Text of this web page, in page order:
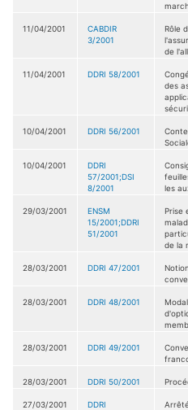
11/04/2001
CABDIR
3/2001
Rôle
de
11/04/2001 DDRI 58/2001
des
10/04/2001 DDRI 56/2001
10/04/2001
DDRI
57/2001;DSI
8/2001
les
29/03/2001
ENSM
15/2001;DDRI
51/2001
Prise
de la
28/03/2001 DDRI 47/2001
28/03/2001 DDRI 48/2001
28/03/2001 DDRI 49/2001
28/03/2001 DDRI 50/2001
27/03/2001
DDRI